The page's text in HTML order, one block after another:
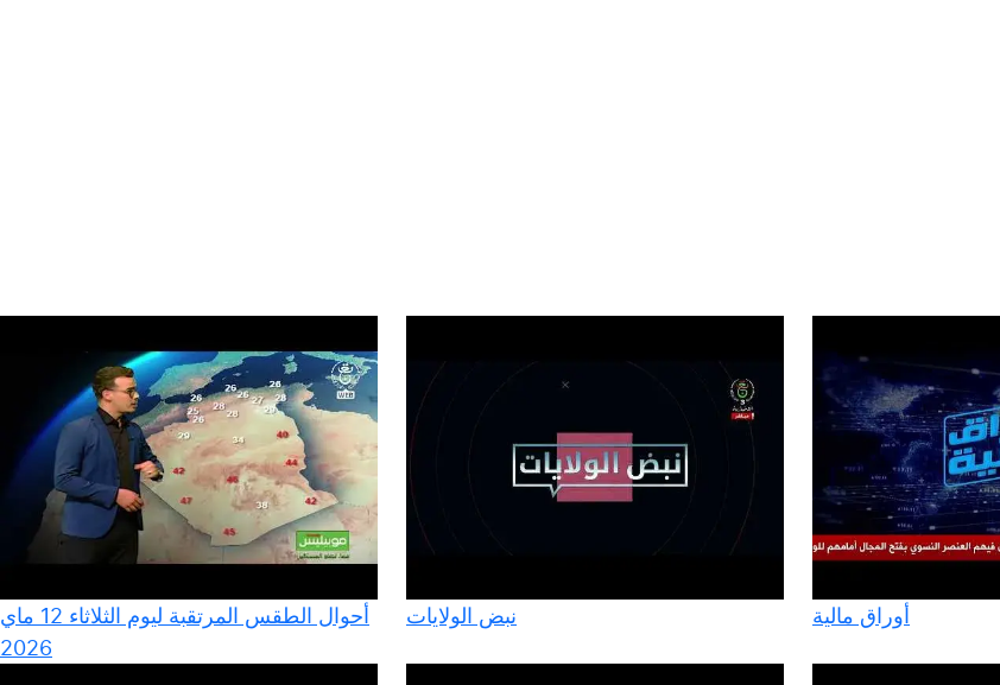
أحوال الطقس المرتقبة ليوم الثلاثاء 12 ماي
2026
نبض الولايات أوراق مالية